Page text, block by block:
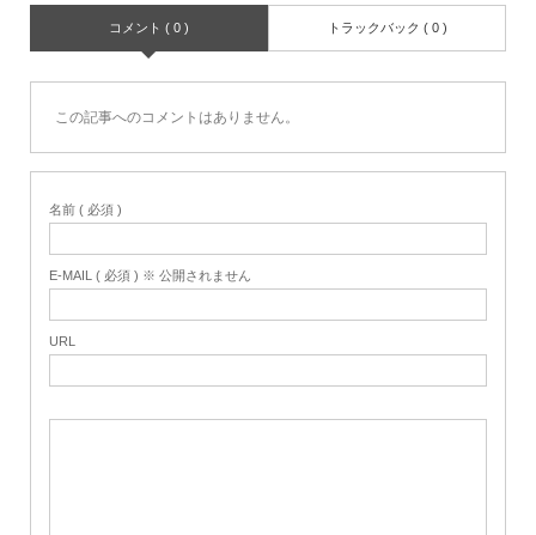
コメント ( 0 ) トラックバック ( 0 )
この記事へのコメントはありません。
名前 ( 必須 )
E-MAIL ( 必須 ) ※ 公開されません
URL